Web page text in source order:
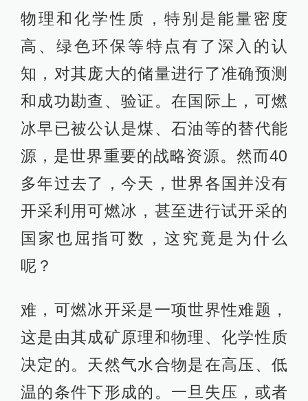
物理和化学性质，特别是能量密度
高、绿色环保等特点有了深入的认
知，对其庞大的储量进行了准确预测
和成功勘查、验证。在国际上，可燃
冰早已被公认是煤、石油等的替代能
源，是世界重要的战略资源。然而40
多年过去了，今天，世界各国并没有
开采利用可燃冰，甚至进行试开采的
国家也屈指可数，这究竟是为什么
呢？
难，可燃冰开采是一项世界性难题，
这是由其成矿原理和物理、化学性质
决定的。天然气水合物是在高压、低
温的条件下形成的。一旦失压，或者